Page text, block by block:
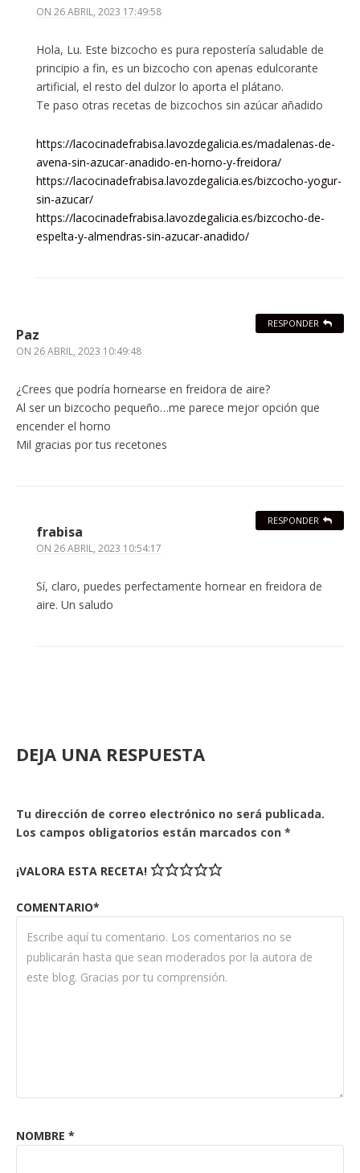
ON 26 ABRIL, 2023 17:49:58
Hola, Lu. Este bizcocho es pura repostería saludable de
principio a fin, es un bizcocho con apenas edulcorante
artificial, el resto del dulzor lo aporta el plátano.
Te paso otras recetas de bizcochos sin azúcar añadido
https://lacocinadefrabisa.lavozdegalicia.es/madalenas-de-
avena-sin-azucar-anadido-en-horno-y-freidora/
https://lacocinadefrabisa.lavozdegalicia.es/bizcocho-yogur-
sin-azucar/
https://lacocinadefrabisa.lavozdegalicia.es/bizcocho-de-
espelta-y-almendras-sin-azucar-anadido/
Paz
ON 26 ABRIL, 2023 10:49:48
¿Crees que podría hornearse en freidora de aire?
Al ser un bizcocho pequeño…me parece mejor opción que
encender el horno
Mil gracias por tus recetones
RESPONDER
frabisa
ON 26 ABRIL, 2023 10:54:17
Sí, claro, puedes perfectamente hornear en freidora de
aire. Un saludo
RESPONDER
DEJA UNA RESPUESTA
Tu dirección de correo electrónico no será publicada.
Los campos obligatorios están marcados con *
¡VALORA ESTA RECETA!
COMENTARIO*
NOMBRE *